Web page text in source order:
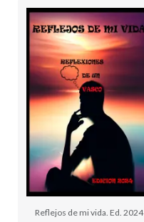
Reflejos de mi vida. Ed. 2024